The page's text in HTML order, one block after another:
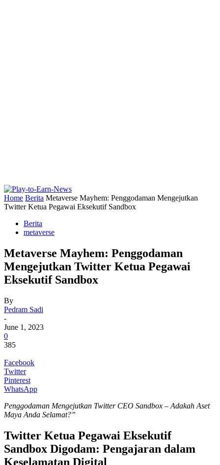
Home Berita Metaverse Mayhem: Penggodaman Mengejutkan
Twitter Ketua Pegawai Eksekutif Sandbox
Berita
metaverse
Metaverse Mayhem: Penggodaman
Mengejutkan Twitter Ketua Pegawai
Eksekutif Sandbox
By
Pedram Sadi
-
June 1, 2023
0
385
Facebook
Twitter
Pinterest
WhatsApp
Penggodaman Mengejutkan Twitter CEO Sandbox – Adakah Aset
Maya Anda Selamat?”
Twitter Ketua Pegawai Eksekutif
Sandbox Digodam: Pengajaran dalam
Keselamatan Digital